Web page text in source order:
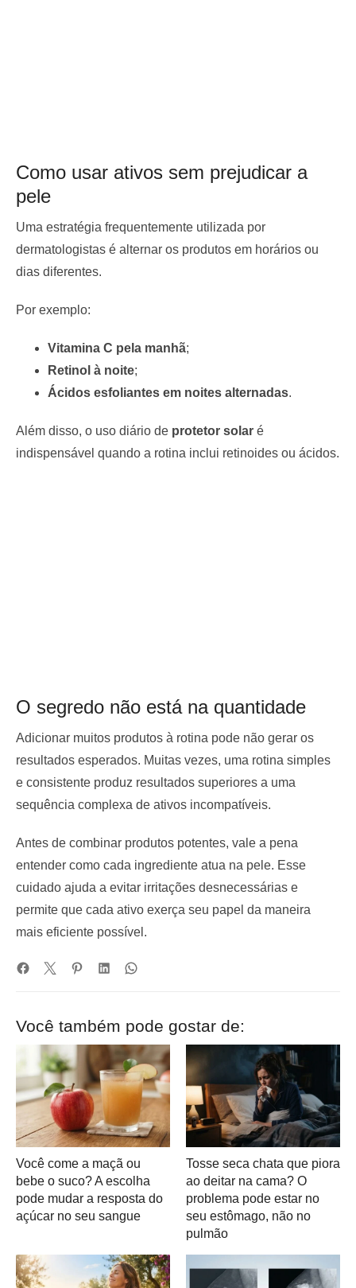
Como usar ativos sem prejudicar a
pele
Uma estratégia frequentemente utilizada por
dermatologistas é alternar os produtos em horários ou
dias diferentes.
Por exemplo:
Vitamina C pela manhã;
Retinol à noite;
Ácidos esfoliantes em noites alternadas.
Além disso, o uso diário de protetor solar é
indispensável quando a rotina inclui retinoides ou ácidos.
O segredo não está na quantidade
Adicionar muitos produtos à rotina pode não gerar os
resultados esperados. Muitas vezes, uma rotina simples
e consistente produz resultados superiores a uma
sequência complexa de ativos incompatíveis.
Antes de combinar produtos potentes, vale a pena
entender como cada ingrediente atua na pele. Esse
cuidado ajuda a evitar irritações desnecessárias e
permite que cada ativo exerça seu papel da maneira
mais eficiente possível.
Você também pode gostar de:
Você come a maçã ou
bebe o suco? A escolha
pode mudar a resposta do
açúcar no seu sangue
Tosse seca chata que piora
ao deitar na cama? O
problema pode estar no
seu estômago, não no
pulmão